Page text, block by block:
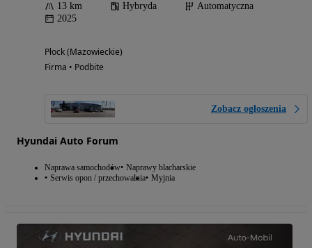
13 km Hybryda
Automatyczna
2025
Płock (Mazowieckie)
Firma • Podbite
Zobacz ogłoszenia
Hyundai Auto Forum
Naprawa samochodów Naprawy blacharskie
Serwis opon / przechowalnia Myjnia